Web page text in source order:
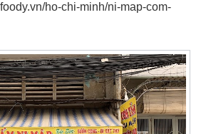
ho-chi-minh/ni-map-com-